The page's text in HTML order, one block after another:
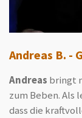
Andreas B. -
Andreas bringt
zum Beben. Als
dass die